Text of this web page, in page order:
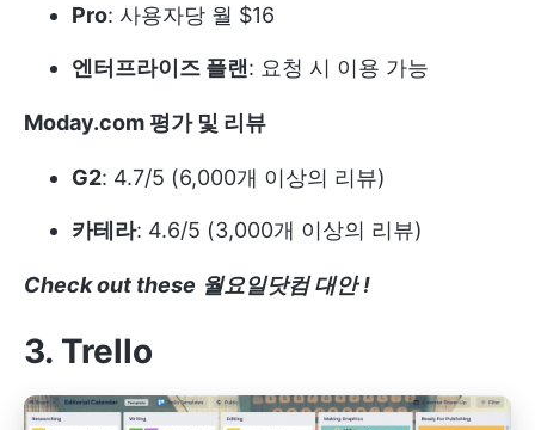
Pro: 사용자당 월 $16
엔터프라이즈 플랜 : 요청 시 이용 가능
Moday.com 평가 및 리뷰
G2: 4.7/5 (6,000개 이상의 리뷰)
카테라: 4.6/5 (3,000개 이상의 리뷰)
Check out these 월요일닷컴 대안 !
3. Trello